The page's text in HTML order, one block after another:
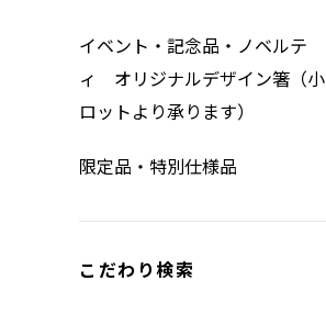
限定品・特別仕様品
イベント・記念品・ノベルテ
ィ オリジナルデザイン箸（小
ロットより承ります）
限定品・特別仕様品
こだわり検索